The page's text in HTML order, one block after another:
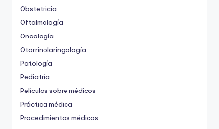
Obstetricia
Oftalmología
Oncología
Otorrinolaringología
Patología
Pediatría
Películas sobre médicos
Práctica médica
Procedimientos médicos